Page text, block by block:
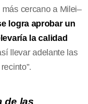
cercano a Milei–
logra aprobar un
la calidad
llevar adelante las
de las